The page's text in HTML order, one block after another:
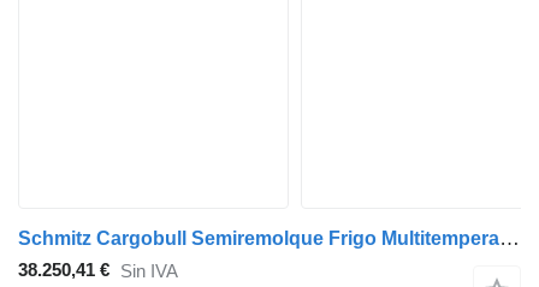
Schmitz Cargobull Semiremolque Frigo Multitemperatura
38.250,41 € Sin IVA